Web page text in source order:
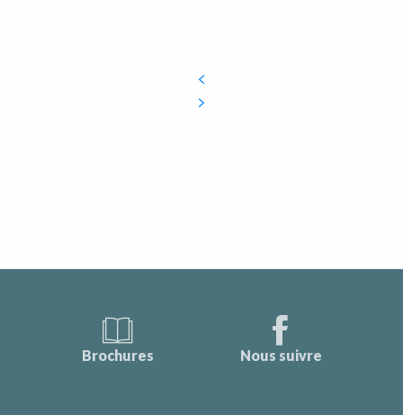
Brochures Nous suivre